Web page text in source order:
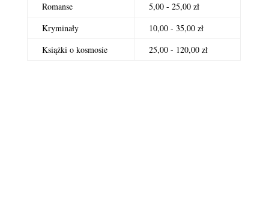
Romanse
5,00 - 25,00 zł
Kryminały
10,00 - 35,00 zł
Książki o kosmosie
25,00 - 120,00 zł